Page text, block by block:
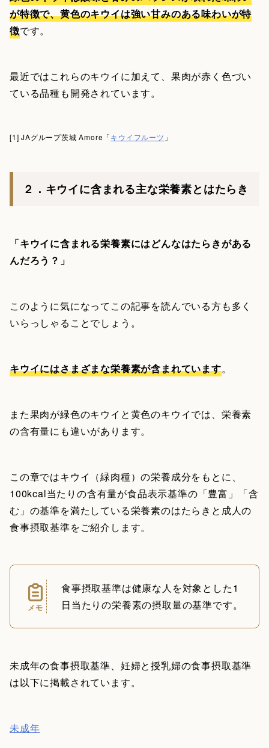
が特徴で、黄色のキウイは強い甘みのある味わいが特
徴です。
最近ではこれらのキウイに加えて、果肉が赤く色づい
ている品種も開発されています。
[1] JAグループ茨城 Amore「キウイフルーツ 」
２．キウイに含まれる主な栄養素とはたらき
「キウイに含まれる栄養素にはどんなはたらきがある
んだろう？」
このように気になってこの記事を読んでいる方も多く
いらっしゃることでしょう。
キウイにはさまざまな栄養素が含まれています。
また果肉が緑色のキウイと黄色のキウイでは、栄養素
の含有量にも違いがあります。
この章ではキウイ（緑肉種）の栄養成分をもとに、
100kcal当たりの含有量が食品表示基準の「豊富」「含
む」の基準を満たしている栄養素のはたらきと成人の
食事摂取基準をご紹介します。
メモ
食事摂取基準は健康な人を対象とした1
日当たりの栄養素の摂取量の基準です。
未成年の食事摂取基準、妊婦と授乳婦の食事摂取基準
は以下に掲載されています。
未成年